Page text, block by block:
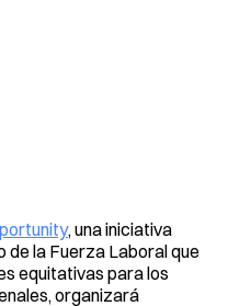
, una iniciativa
de la Fuerza Laboral que
equitativas para los
organizará